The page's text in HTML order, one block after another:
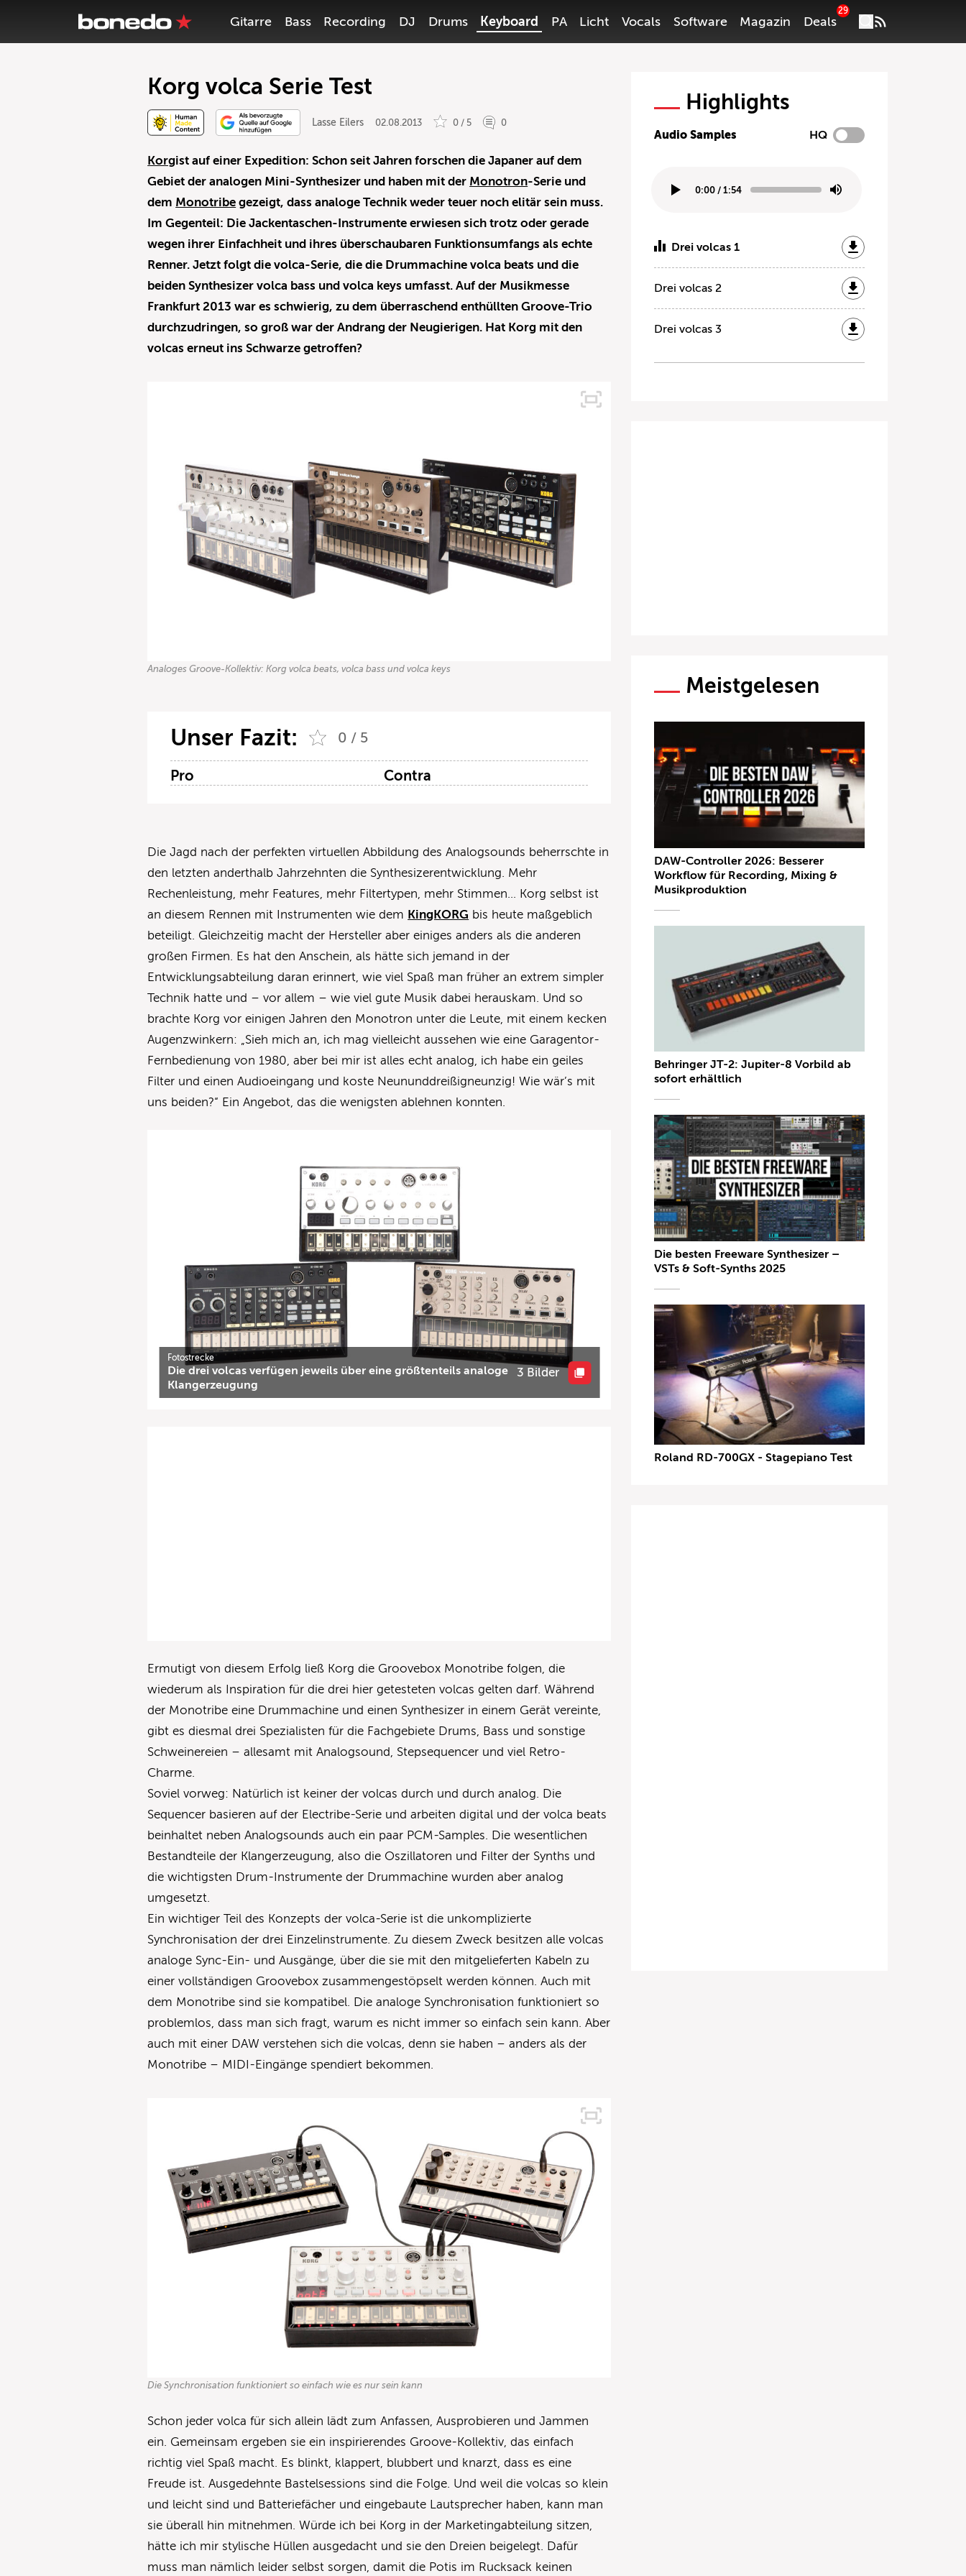
Gitarre Bass Recording DJ Drums Keyboard PA Licht Vocals Software Magazin Deals
29
Korg volca Serie Test
Lasse Eilers 02.08.2013 0 / 5 0
Korgist auf einer Expedition: Schon seit Jahren forschen die Japaner auf dem
Gebiet der analogen Mini-Synthesizer und haben mit der Monotron-Serie und
dem Monotribe gezeigt, dass analoge Technik weder teuer noch elitär sein muss.
Im Gegenteil: Die Jackentaschen-Instrumente erwiesen sich trotz oder gerade
wegen ihrer Einfachheit und ihres überschaubaren Funktionsumfangs als echte
Renner. Jetzt folgt die volca-Serie, die die Drummachine volca beats und die
beiden Synthesizer volca bass und volca keys umfasst. Auf der Musikmesse
Frankfurt 2013 war es schwierig, zu dem überraschend enthüllten Groove-Trio
durchzudringen, so groß war der Andrang der Neugierigen. Hat Korg mit den
volcas erneut ins Schwarze getroffen?
Analoges Groove-Kollektiv: Korg volca beats, volca bass und volca keys
Unser Fazit: 0 / 5
Pro Contra
Die Jagd nach der perfekten virtuellen Abbildung des Analogsounds beherrschte in
den letzten anderthalb Jahrzehnten die Synthesizerentwicklung. Mehr
Rechenleistung, mehr Features, mehr Filtertypen, mehr Stimmen… Korg selbst ist
an diesem Rennen mit Instrumenten wie dem KingKORG bis heute maßgeblich
beteiligt. Gleichzeitig macht der Hersteller aber einiges anders als die anderen
großen Firmen. Es hat den Anschein, als hätte sich jemand in der
Entwicklungsabteilung daran erinnert, wie viel Spaß man früher an extrem simpler
Technik hatte und – vor allem – wie viel gute Musik dabei herauskam. Und so
brachte Korg vor einigen Jahren den Monotron unter die Leute, mit einem kecken
Augenzwinkern: „Sieh mich an, ich mag vielleicht aussehen wie eine Garagentor-
Fernbedienung von 1980, aber bei mir ist alles echt analog, ich habe ein geiles
Filter und einen Audioeingang und koste Neununddreißigneunzig! Wie wär’s mit
uns beiden?“ Ein Angebot, das die wenigsten ablehnen konnten.
Fotostrecke
Die drei volcas verfügen jeweils über eine größtenteils analoge
Klangerzeugung
3 Bilder
Ermutigt von diesem Erfolg ließ Korg die Groovebox Monotribe folgen, die
wiederum als Inspiration für die drei hier getesteten volcas gelten darf. Während
der Monotribe eine Drummachine und einen Synthesizer in einem Gerät vereinte,
gibt es diesmal drei Spezialisten für die Fachgebiete Drums, Bass und sonstige
Schweinereien – allesamt mit Analogsound, Stepsequencer und viel Retro-
Charme.
Soviel vorweg: Natürlich ist keiner der volcas durch und durch analog. Die
Sequencer basieren auf der Electribe-Serie und arbeiten digital und der volca beats
beinhaltet neben Analogsounds auch ein paar PCM-Samples. Die wesentlichen
Bestandteile der Klangerzeugung, also die Oszillatoren und Filter der Synths und
die wichtigsten Drum-Instrumente der Drummachine wurden aber analog
umgesetzt.
Ein wichtiger Teil des Konzepts der volca-Serie ist die unkomplizierte
Synchronisation der drei Einzelinstrumente. Zu diesem Zweck besitzen alle volcas
analoge Sync-Ein- und Ausgänge, über die sie mit den mitgelieferten Kabeln zu
einer vollständigen Groovebox zusammengestöpselt werden können. Auch mit
dem Monotribe sind sie kompatibel. Die analoge Synchronisation funktioniert so
problemlos, dass man sich fragt, warum es nicht immer so einfach sein kann. Aber
auch mit einer DAW verstehen sich die volcas, denn sie haben – anders als der
Monotribe – MIDI-Eingänge spendiert bekommen.
Die Synchronisation funktioniert so einfach wie es nur sein kann
Schon jeder volca für sich allein lädt zum Anfassen, Ausprobieren und Jammen
ein. Gemeinsam ergeben sie ein inspirierendes Groove-Kollektiv, das einfach
richtig viel Spaß macht. Es blinkt, klappert, blubbert und knarzt, dass es eine
Freude ist. Ausgedehnte Bastelsessions sind die Folge. Und weil die volcas so klein
und leicht sind und Batteriefächer und eingebaute Lautsprecher haben, kann man
sie überall hin mitnehmen. Würde ich bei Korg in der Marketingabteilung sitzen,
hätte ich mir stylische Hüllen ausgedacht und sie den Dreien beigelegt. Dafür
muss man nämlich leider selbst sorgen, damit die Potis im Rucksack keinen
Highlights
Audio Samples HQ
0:00 / 1:54
Drei volcas 1
Drei volcas 2
Drei volcas 3
Meistgelesen
DAW-Controller 2026: Besserer
Workflow für Recording, Mixing &
Musikproduktion
Behringer JT-2: Jupiter-8 Vorbild ab
sofort erhältlich
Die besten Freeware Synthesizer –
VSTs & Soft-Synths 2025
Roland RD-700GX - Stagepiano Test